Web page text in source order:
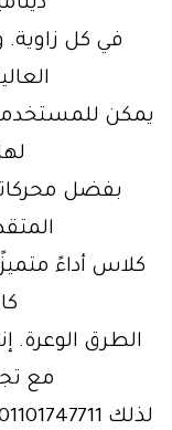
في كل زاوية.
يمكن
لها
بفضل
كلاس أداءً
الطرق الوعرة.
مع
لذلك 01101747711 مع توافر خدمات تأجير